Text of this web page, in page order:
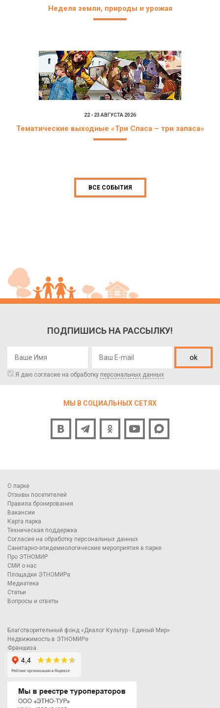
Неделя земли, природы и урожая
22 - 23 АВГУСТА 2026
Тематические выходные «Три Спаса – три запаса»
ВСЕ СОБЫТИЯ
ПОДПИШИСЬ НА РАССЫЛКУ!
ok
Я даю согласие на обработку персональных данных
МЫ В СОЦИАЛЬНЫХ СЕТЯХ
О парке
Отзывы посетителей
Правила бронирования
Вакансии
Карта парка
Техническая поддержка
Согласие на обработку персональных данных
Санитарно-эпидемиологические мероприятия в парке
Про ЭТНОМИР
СМИ о нас
Площадки ЭТНОМИРа
Медиатека
Статьи
Вопросы и ответы
Благотворительный фонд «Диалог Культур - Единый Мир»
Недвижимость в ЭТНОМИРе
Франшиза